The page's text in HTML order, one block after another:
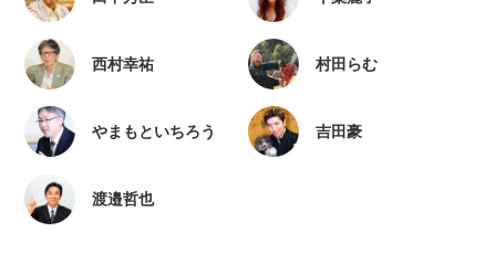
西村幸祐 村田らむ
やまもといちろう 吉田豪
渡邉哲也